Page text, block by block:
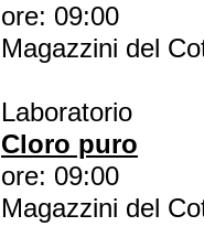
ore: 09:00
Magazzini del
Laboratorio
Cloro puro
ore: 09:00
Magazzini del